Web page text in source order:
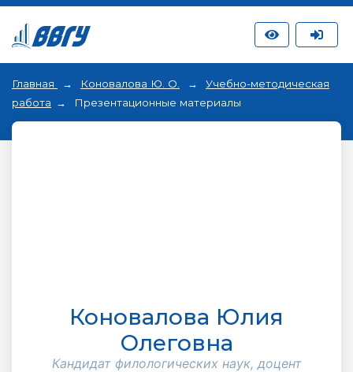
Главная Коновалова Ю. О.
Учебно-методическая
работа
Презентационные материалы
Коновалова Юлия
Олеговна
Кандидат филологических наук, доцент